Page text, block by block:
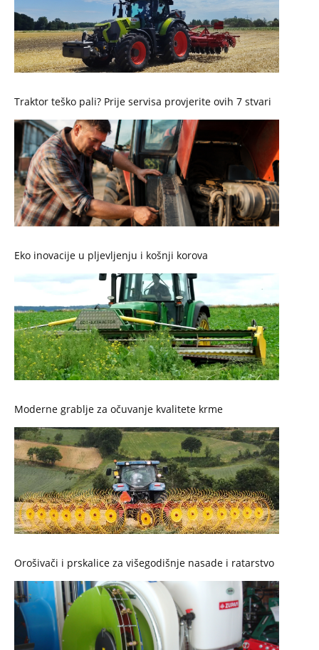
Traktor teško pali? Prije servisa provjerite ovih 7 stvari
Eko inovacije u pljevljenju i košnji korova
Moderne grablje za očuvanje kvalitete krme
Orošivači i prskalice za višegodišnje nasade i ratarstvo